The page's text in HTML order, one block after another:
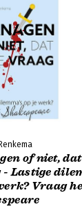
of niet,
Lastige
Vraag